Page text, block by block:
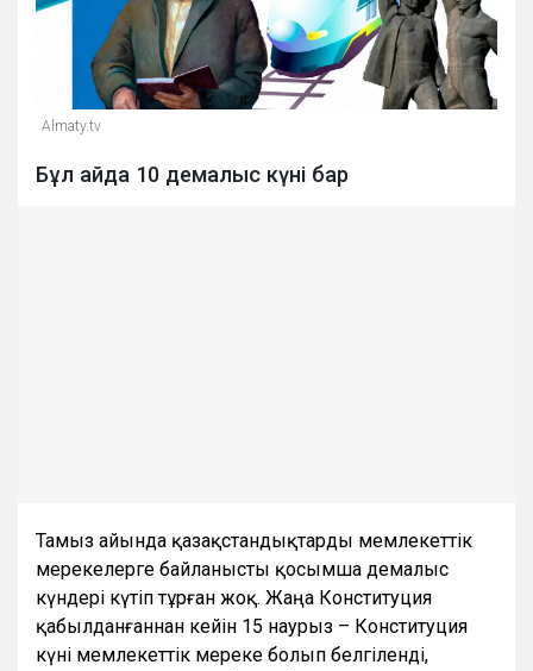
Almaty.tv
Бұл айда 10 демалыс күні бар
Тамыз айында қазақстандықтарды мемлекеттік
мерекелерге байланысты қосымша демалыс
күндері күтіп тұрған жоқ. Жаңа Конституция
қабылданғаннан кейін 15 наурыз – Конституция
күні мемлекеттік мереке болып белгіленді,